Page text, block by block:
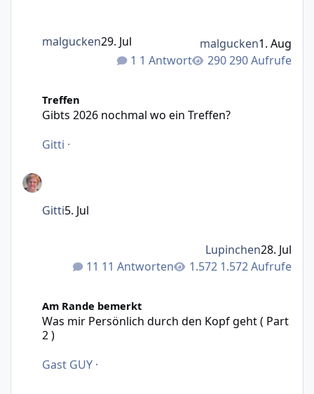
1 Antwort 290 Aufrufe
malgucken29. Jul malgucken1. Aug
Treffen
Gibts 2026 nochmal wo ein Treffen?
Gitti ·
11 Antworten 1.572 Aufrufe
Gitti5. Jul
Lupinchen28. Jul
Am Rande bemerkt
Was mir Persönlich durch den Kopf geht ( Part
2 )
Gast GUY ·